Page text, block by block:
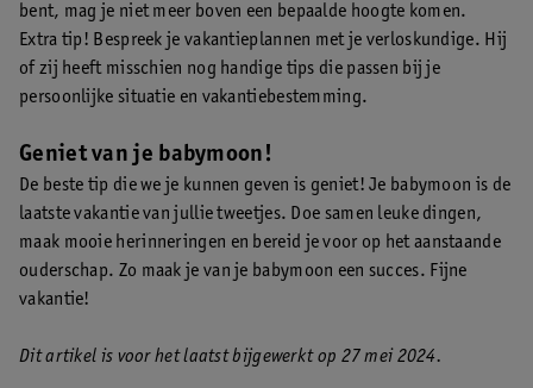
bent, mag je niet meer boven een bepaalde hoogte komen.
Extra tip! Bespreek je vakantieplannen met je verloskundige. Hij
of zij heeft misschien nog handige tips die passen bij je
persoonlijke situatie en vakantiebestemming.
Geniet van je babymoon!
De beste tip die we je kunnen geven is geniet! Je babymoon is de
laatste vakantie van jullie tweetjes. Doe samen leuke dingen,
maak mooie herinneringen en bereid je voor op het aanstaande
ouderschap. Zo maak je van je babymoon een succes. Fijne
vakantie!
Dit artikel is voor het laatst bijgewerkt op 27 mei 2024.